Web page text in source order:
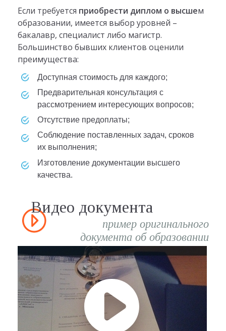
Если требуется приобрести диплом о высшем
образовании, имеется выбор уровней –
бакалавр, специалист либо магистр.
Большинство бывших клиентов оценили
преимущества:
доступная стоимость для каждого;
предварительная консультация с
рассмотрением интересующих вопросов;
отсутствие предоплаты;
соблюдение поставленных задач, сроков
их выполнения;
изготовление документации высшего
качества.
Видео документа
пример оригинального
документа об образовании